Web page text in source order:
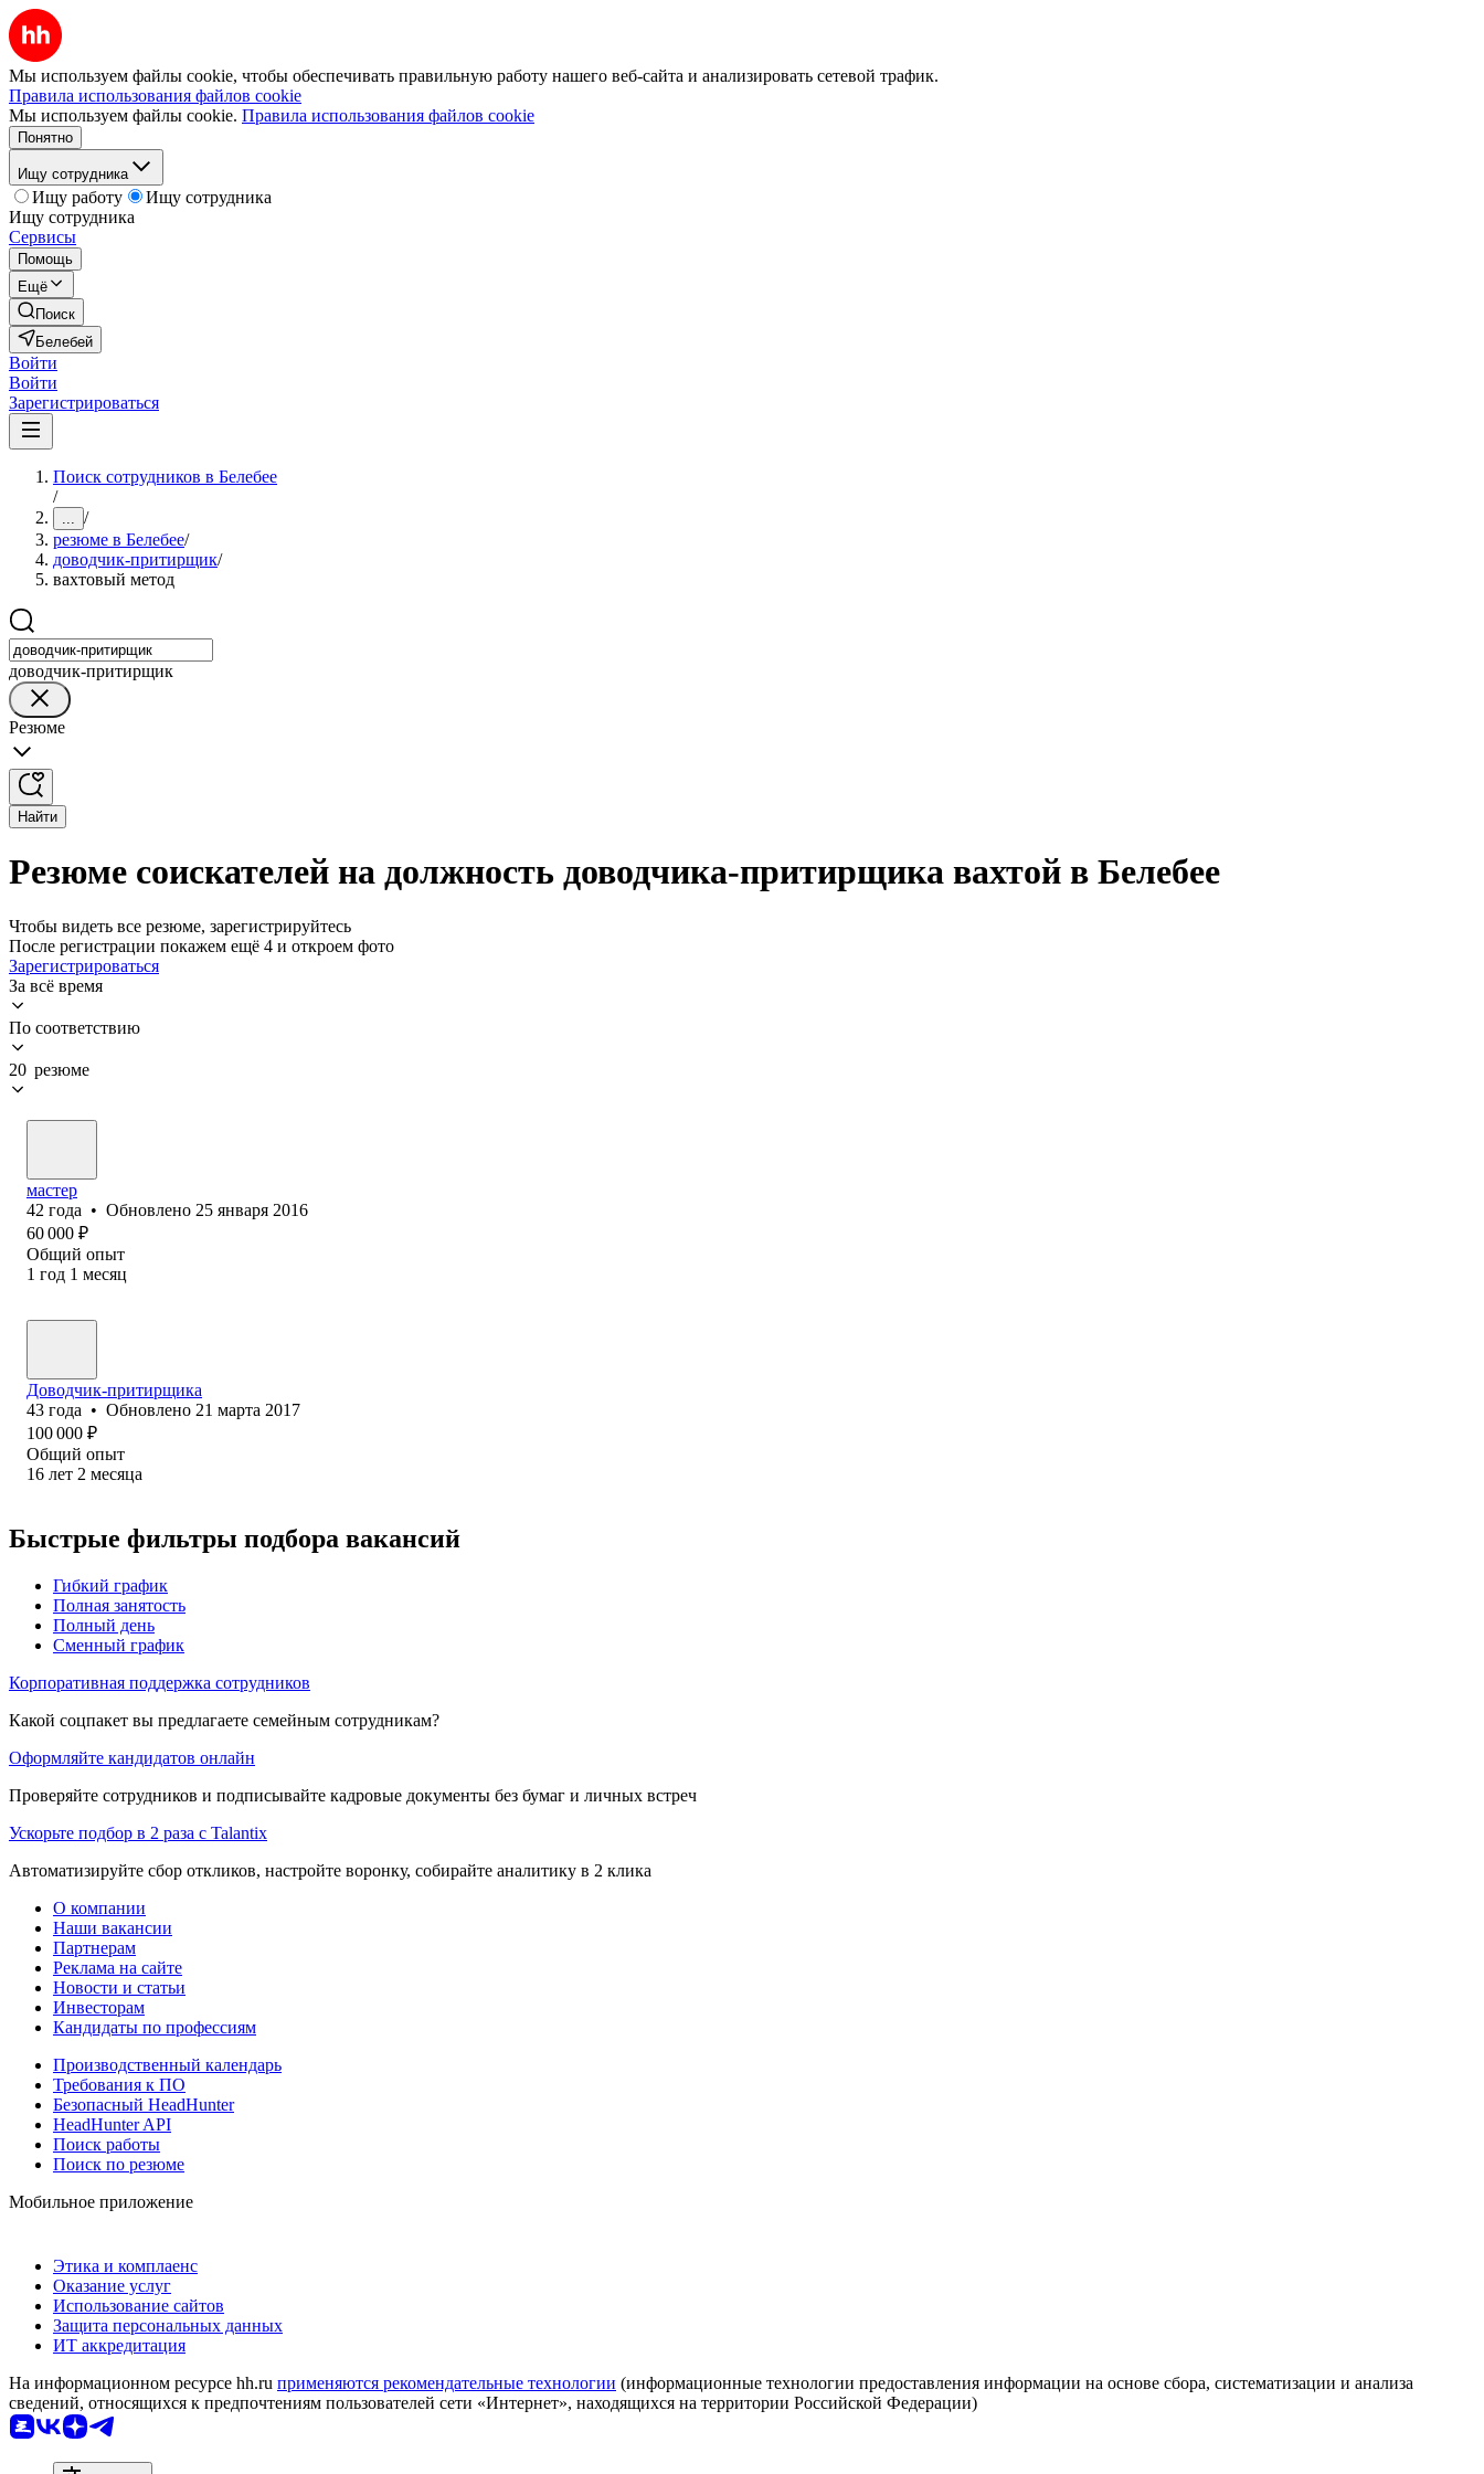
Мы используем файлы cookie, чтобы обеспечивать правильную работу нашего веб-сайта и анализировать сетевой трафик.
Правила использования файлов cookie
Мы используем файлы cookie. Правила использования файлов cookie
Понятно
Ищу сотрудника
Ищу работу
Ищу сотрудника
Ищу сотрудника
Сервисы
Помощь
Ещё
Поиск
Белебей
Войти
Войти
Зарегистрироваться
Поиск сотрудников в Белебее
/
... /
резюме в Белебее/
доводчик-притирщик/
вахтовый метод
доводчик-притирщик
Резюме
Найти
Резюме соискателей на должность доводчика-притирщика вахтой в Белебее
Чтобы видеть все резюме, зарегистрируйтесь
После регистрации покажем ещё 4 и откроем фото
Зарегистрироваться
За всё время
По соответствию
20 резюме
мастер
42 года • Обновлено 25 января 2016
60 000 ₽
Общий опыт
1 год 1 месяц
Доводчик-притирщика
43 года • Обновлено 21 марта 2017
100 000 ₽
Общий опыт
16 лет 2 месяца
Быстрые фильтры подбора вакансий
Гибкий график
Полная занятость
Полный день
Сменный график
Корпоративная поддержка сотрудников
Какой соцпакет вы предлагаете семейным сотрудникам?
Оформляйте кандидатов онлайн
Проверяйте сотрудников и подписывайте кадровые документы без бумаг и личных встреч
Ускорьте подбор в 2 раза с Talantix
Автоматизируйте сбор откликов, настройте воронку, собирайте аналитику в 2 клика
О компании
Наши вакансии
Партнерам
Реклама на сайте
Новости и статьи
Инвесторам
Кандидаты по профессиям
Производственный календарь
Требования к ПО
Безопасный HeadHunter
HeadHunter API
Поиск работы
Поиск по резюме
Мобильное приложение
Этика и комплаенс
Оказание услуг
Использование сайтов
Защита персональных данных
ИТ аккредитация
На информационном ресурсе hh.ru применяются рекомендательные технологии (информационные технологии предоставления информации на основе сбора, систематизации и анализа
сведений, относящихся к предпочтениям пользователей сети «Интернет», находящихся на территории Российской Федерации)